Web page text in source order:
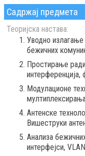
Садржај предмета
Теоријска настава:
Уводно
бежичних
Простирање
интерференција,
Модулационе
Антенске
Вишеструки
Анализа
интерфејси,